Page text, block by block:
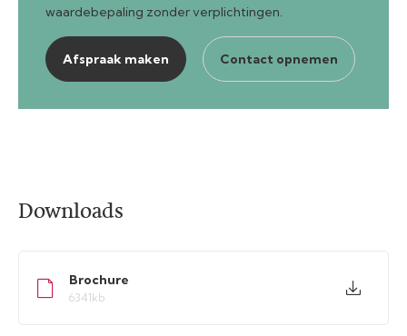
waardebepaling zonder verplichtingen.
Afspraak maken Contact opnemen
Downloads
Brochure
6341kb